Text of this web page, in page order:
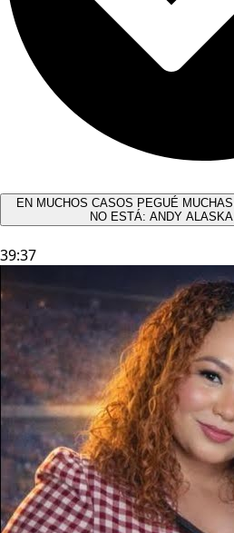
EN MUCHOS CASOS PEGUÉ
NO ESTÁ: ANDY
39:37